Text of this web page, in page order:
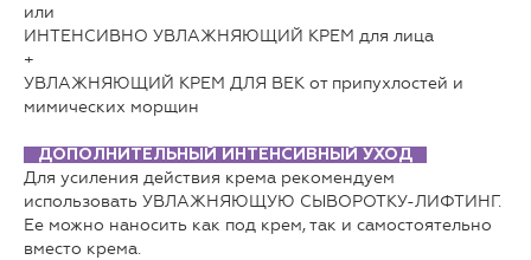
или
ИНТЕНСИВНО УВЛАЖНЯЮЩИЙ КРЕМ для лица
+
УВЛАЖНЯЮЩИЙ КРЕМ ДЛЯ ВЕК от припухлостей и
мимических морщин
ДОПОЛНИТЕЛЬНЫЙ ИНТЕНСИВНЫЙ УХОД
Для усиления действия крема рекомендуем
использовать УВЛАЖНЯЮЩУЮ СЫВОРОТКУ-ЛИФТИНГ.
Ее можно наносить как под крем, так и самостоятельно
вместо крема.